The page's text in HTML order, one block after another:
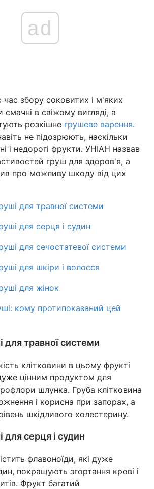
Війна
Політика
Світ
Наука
Лайт
Інциденти
Туризм
Погода
Регіони
Статті
Думки
Вакансії
ad
час збору соковитих і м'яких
смачні в свіжому вигляді, а
розкішне грушеве варення.
не підозрюють, наскільки
і недорогі фрукти. УНІАН назвав
груш для здоров'я, а
про можливу шкоду від цих
для травної системи
для серця і судин
для сечостатевої системи
для шкіри і волосся
для жінок
кому протипоказаний цей
для травної системи
клітковини в цьому фрукті
цінним продуктом для
шлунка. Груба клітковина
і корисна при запорах, а
шкідливого холестерину.
для серця і судин
флавоноїди, які дуже
покращують згортання крові і
Фрукт багатий